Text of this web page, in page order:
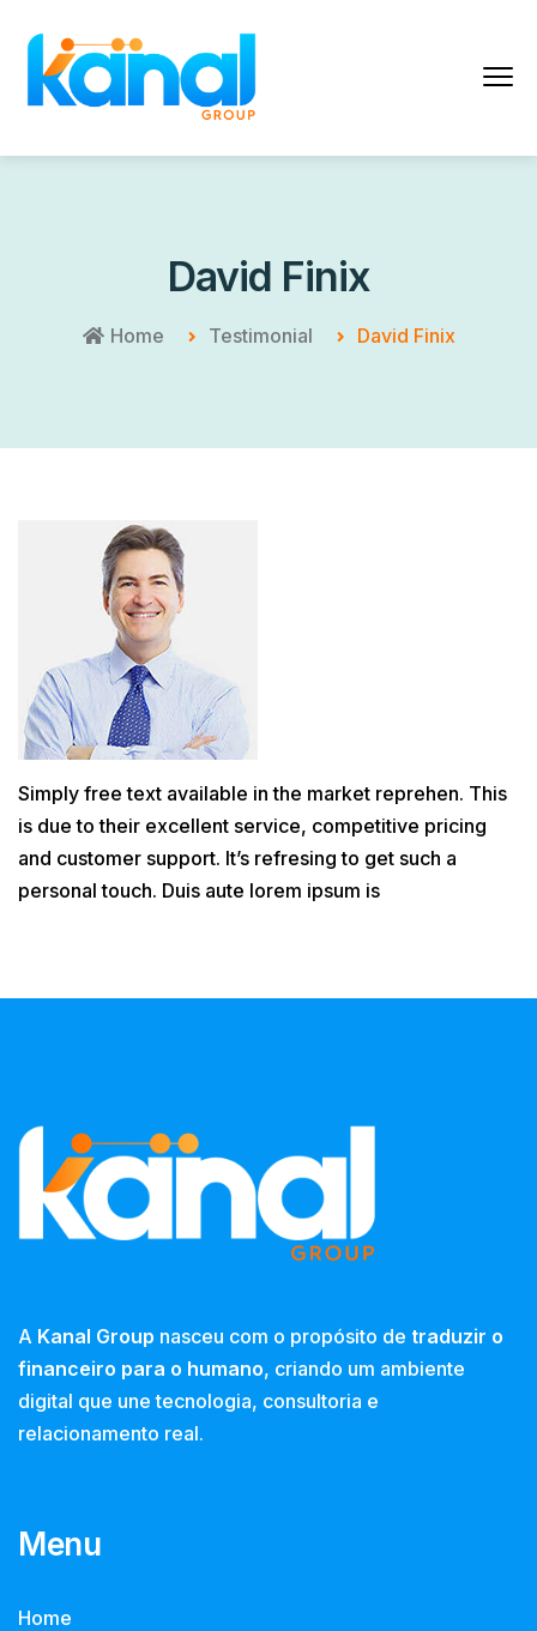
David Finix
Home Testimonial David Finix
Simply free text available in the market reprehen. This
is due to their excellent service, competitive pricing
and customer support. It’s refresing to get such a
personal touch. Duis aute lorem ipsum is
A Kanal Group nasceu com o propósito de traduzir o
financeiro para o humano, criando um ambiente
digital que une tecnologia, consultoria e
relacionamento real.
Menu
Home